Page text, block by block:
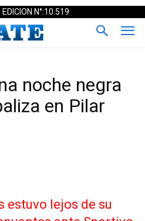
N°:10.519
noche negra
en Pilar
estuvo lejos de su